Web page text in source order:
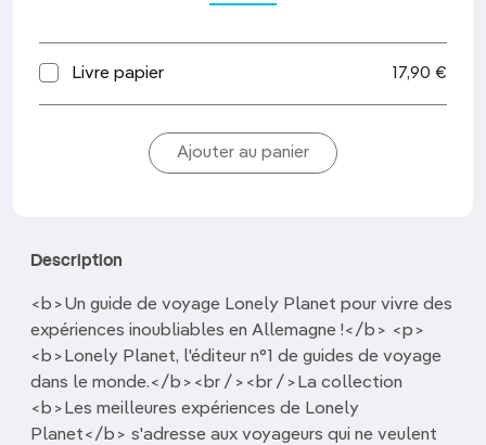
Livre papier 17,90 €
Description
<b>Un guide de voyage Lonely Planet pour vivre des
expériences inoubliables en Allemagne !</b> <p>
<b>Lonely Planet, l'éditeur n°1 de guides de voyage
dans le monde.</b><br /><br />La collection
<b>Les meilleures expériences de Lonely
Planet</b> s'adresse aux voyageurs qui ne veulent